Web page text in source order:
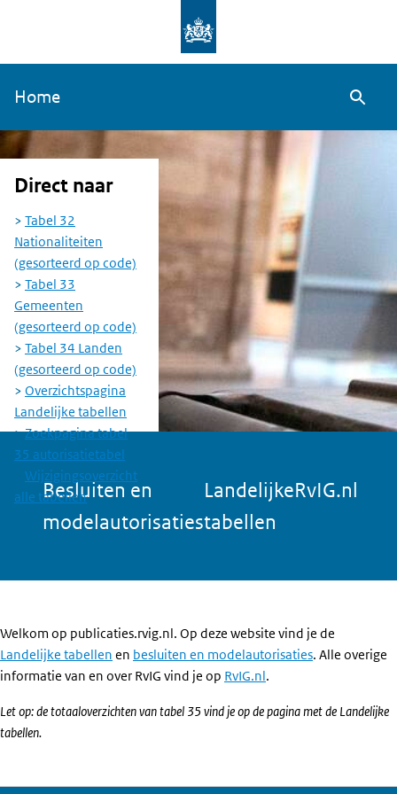
de
Home
Direct naar
Tabel 32
Nationaliteiten
(gesorteerd op code)
Tabel 33
Gemeenten
(gesorteerd op code)
Tabel 34 Landen
(gesorteerd op code)
Overzichtspagina
Landelijke tabellen
Zoekpagina tabel
35 autorisatietabel
Wijzigingsoverzicht
alle tabellen
Besluiten en
modelautorisaties
Landelijke
tabellen
RvIG.nl
Welkom op publicaties.rvig.nl. Op deze website vind je de
Landelijke tabellen en besluiten en modelautorisaties. Alle overige
informatie van en over RvIG vind je op RvIG.nl.
Let op: de totaaloverzichten van tabel 35 vind je op de pagina met de Landelijke
tabellen.